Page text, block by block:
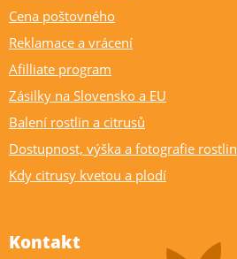
Cena poštovného
Reklamace a vrácení
Afilliate program
Zásilky na Slovensko a EU
Balení rostlin a citrusů
Dostupnost, výška a fotografie rostlin
Kdy citrusy kvetou a plodí
Kontakt